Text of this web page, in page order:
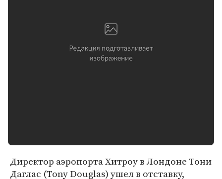
Директор аэропорта Хитроу в Лондоне Тони
Даглас (Tony Douglas) ушел в отставку,